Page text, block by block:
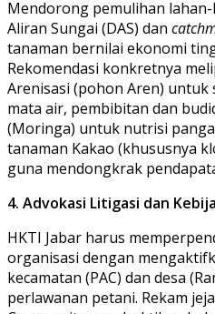
​Mendorong pemulihan
Aliran Sungai (DAS) dan
tanaman bernilai ekonomi
Rekomendasi konkretnya
Arenisasi (pohon Aren)
mata air, pembibitan dan
(Moringa) untuk nutrisi
tanaman Kakao (khususnya
guna mendongkrak
4. Advokasi Litigasi dan
​HKTI Jabar harus
organisasi dengan
kecamatan (PAC) dan desa
perlawanan petani. Rekam